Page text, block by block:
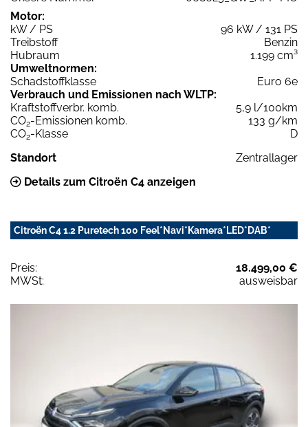
Motor:
kW / PS
96 kW / 131 PS
Treibstoff
Benzin
Hubraum
1.199 cm³
Umweltnormen:
Schadstoffklasse
Euro 6e
Verbrauch und Emissionen nach WLTP:
Kraftstoffverbr. komb.
5,9 l/100km
CO2-Emissionen komb.
133 g/km
CO2-Klasse
D
Standort
Zentrallager
Details zum Citroën C4 anzeigen
Citroën C4 1.2 Puretech 100 Feel*Navi*Kamera*LED*DAB*
Preis:
18.499,00 €
MWSt:
ausweisbar